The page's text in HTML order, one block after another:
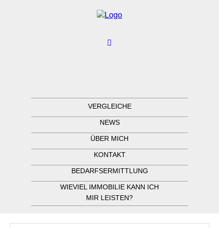
VERGLEICHE
NEWS
ÜBER MICH
KONTAKT
BEDARFSERMITTLUNG
WIEVIEL IMMOBILIE KANN ICH
MIR LEISTEN?